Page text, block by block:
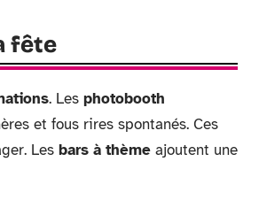
fête
. Les photobooth
et fous rires spontanés. Ces
Les bars à thème ajoutent une